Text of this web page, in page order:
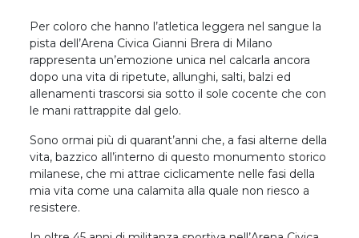
Per coloro che hanno l’atletica leggera nel sangue la
pista dell’Arena Civica Gianni Brera di Milano
rappresenta un’emozione unica nel calcarla ancora
dopo una vita di ripetute, allunghi, salti, balzi ed
allenamenti trascorsi sia sotto il sole cocente che con
le mani rattrappite dal gelo.
Sono ormai più di quarant’anni che, a fasi alterne della
vita, bazzico all’interno di questo monumento storico
milanese, che mi attrae ciclicamente nelle fasi della
mia vita come una calamita alla quale non riesco a
resistere.